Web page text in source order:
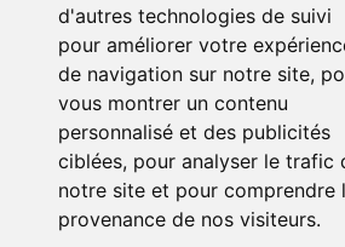
d'autres technologies de suivi
pour améliorer votre
de navigation sur notre site,
vous montrer un contenu
personnalisé et des publicités
ciblées, pour analyser le trafic
notre site et pour comprendre
provenance de nos visiteurs.
99.90 € 0 189.90 €